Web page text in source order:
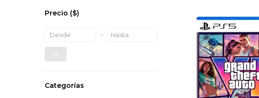
Categorías
Precio ($)
OK